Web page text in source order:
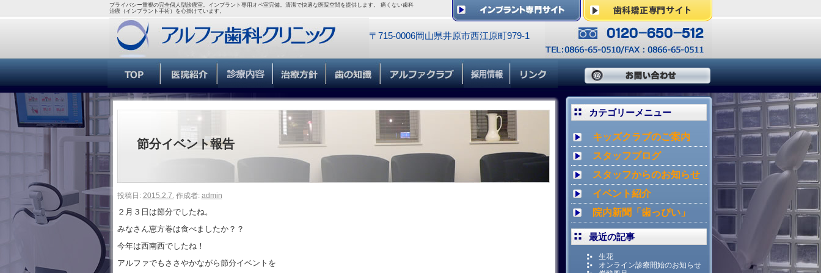
プライバシー重視の完全個人型診療室。インプラント専用オペ室完備。清潔で快適な医院空間を提供します。 痛くない歯科
治療（インプラント手術）を心掛けています。
〒715-0006岡山県井原市西江原町979-1
節分イベント報告
投稿日: 2015.2.7. 作成者: admin
２月３日は節分でしたね。
みなさん恵方巻は食べましたか？？
今年は西南西でしたね！
アルファでもささやかながら節分イベントを
カテゴリーメニュー
キッズクラブのご案内
スタッフブログ
スタッフからのお知らせ
イベント紹介
院内新聞「歯っぴい」
最近の記事
生花
オンライン診療開始のお知らせ